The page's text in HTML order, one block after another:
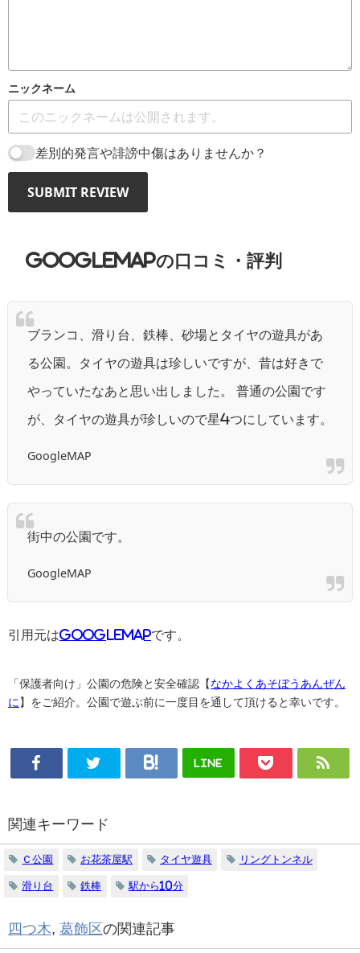
ニックネーム
差別的発言や誹謗中傷はありませんか？
SUBMIT REVIEW
GoogleMAPの口コミ・評判
ブランコ、滑り台、鉄棒、砂場とタイヤの遊具があ
る公園。タイヤの遊具は珍しいですが、昔は好きで
やっていたなあと思い出しました。 普通の公園です
が、タイヤの遊具が珍しいので星4つにしています。
GoogleMAP
街中の公園です。
GoogleMAP
引用元はGoogleMAPです。
「保護者向け」公園の危険と安全確認【 なかよくあそぼうあんぜん
に 】をご紹介。公園で遊ぶ前に一度目を通して頂けると幸いです。
LINE
関連キーワード
Ｃ公園 お花茶屋駅 タイヤ遊具 リングトンネル
滑り台 鉄棒 駅から10分
四つ木 葛飾区の関連記事